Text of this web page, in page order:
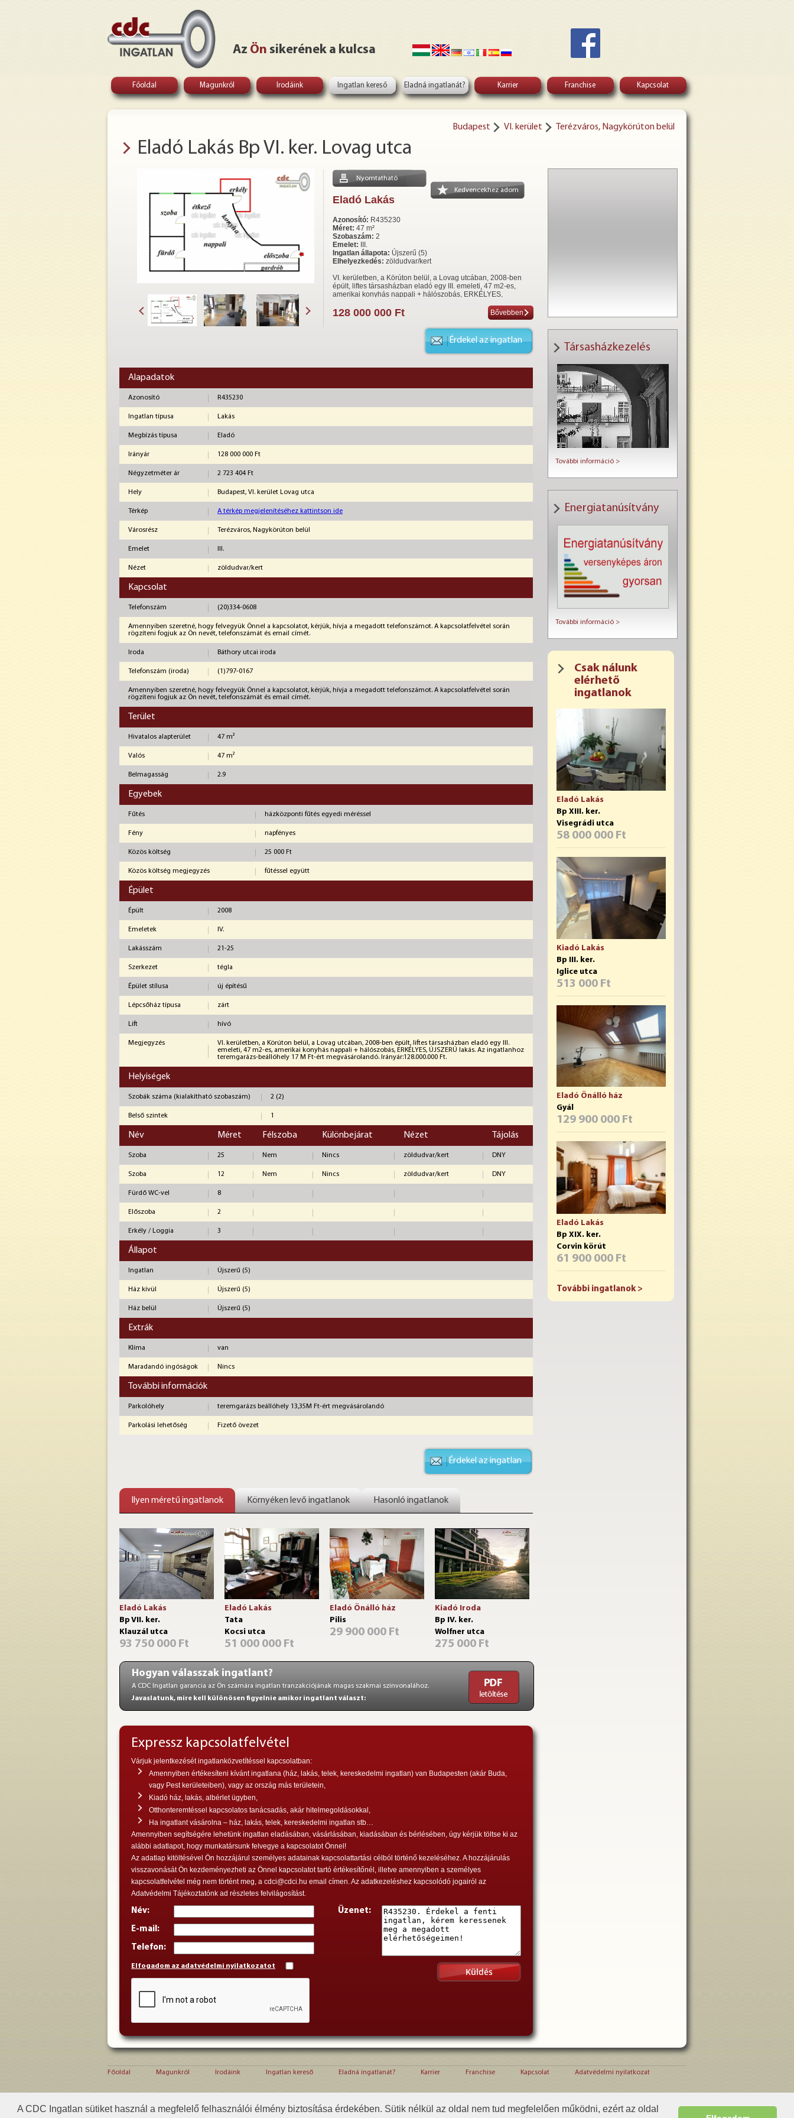
A CDC Ingatlan sütiket használ a megfelelő felhasználói élmény biztosítása érdekében. Sütik nélkül az oldal nem tud megfelelően működni, ezért az oldal
Az Ön sikerének a kulcsa
Főoldal Magunkról Irodáink Ingatlan kereső Eladná ingatlanát? Karrier Franchise Kapcsolat
Budapest VI. kerület Terézváros, Nagykörúton belül
Eladó Lakás Bp VI. ker. Lovag utca
Nyomtatható
Kedvencekhez adom
Eladó Lakás
Azonosító: R435230
Méret: 47 m²
Szobaszám: 2
Emelet:
III.
Ingatlan állapota: Újszerű (5)
Elhelyezkedés: zöldudvar/kert
VI. kerületben, a Körúton belül, a Lovag utcában, 2008-ben
épült, liftes társasházban eladó egy III. emeleti, 47 m2-es,
amerikai konyhás nappali + hálószobás, ERKÉLYES,
Ft-ért megvásárolandó. Irányár:128.000.000 Ft.
128 000 000 Ft Bővebben
Érdekel az ingatlan
Alapadatok
Azonosító R435230
Ingatlan típusa Lakás
Megbízás típusa Eladó
Irányár 128 000 000 Ft
Négyzetméter ár 2 723 404 Ft
Hely Budapest, VI. kerület Lovag utca
Térkép A térkép megjelenítéséhez kattintson ide
Városrész Terézváros, Nagykörúton belül
Emelet III.
Nézet zöldudvar/kert
Kapcsolat
Telefonszám (20)334-0608
Amennyiben szeretné, hogy felvegyük Önnel a kapcsolatot, kérjük, hívja a megadott telefonszámot. A kapcsolatfelvétel során
rögzíteni fogjuk az Ön nevét, telefonszámát és email címét.
Iroda Báthory utcai iroda
Telefonszám (iroda) (1)797-0167
Amennyiben szeretné, hogy felvegyük Önnel a kapcsolatot, kérjük, hívja a megadott telefonszámot. A kapcsolatfelvétel során
rögzíteni fogjuk az Ön nevét, telefonszámát és email címét.
Terület
Hivatalos alapterület 47 m²
Valós 47 m²
Belmagasság 2.9
Egyebek
Fűtés házközponti fűtés egyedi méréssel
Fény napfényes
Közös költség 25 000 Ft
Közös költség megjegyzés fűtéssel együtt
Épület
Épült 2008
Emeletek IV.
Lakásszám 21-25
Szerkezet tégla
Épület stílusa új építésű
Lépcsőház típusa zárt
Lift hívó
Megjegyzés
VI. kerületben, a Körúton belül, a Lovag utcában, 2008-ben épült, liftes társasházban eladó egy III.
emeleti, 47 m2-es, amerikai konyhás nappali + hálószobás, ERKÉLYES, ÚJSZERŰ lakás. Az ingatlanhoz
teremgarázs-beállóhely 17 M Ft-ért megvásárolandó. Irányár:128.000.000 Ft.
Helyiségek
Szobák száma (kialakítható szobaszám) 2 (2)
Belső szintek 1
Név Méret Félszoba Különbejárat Nézet Tájolás
Szoba 25 Nem Nincs zöldudvar/kert DNY
Szoba 12 Nem Nincs zöldudvar/kert DNY
Fürdő WC-vel 8
Előszoba 2
Erkély / Loggia 3
Állapot
Ingatlan Újszerű (5)
Ház kívül Újszerű (5)
Ház belül Újszerű (5)
Extrák
Klíma van
Maradandó ingóságok Nincs
További információk
Parkolóhely teremgarázs beállóhely 13,35M Ft-ért megvásárolandó
Parkolási lehetőség Fizető övezet
Érdekel az ingatlan
Ilyen méretű ingatlanok Környéken levő ingatlanok Hasonló ingatlanok
Eladó Lakás
Bp VII. ker.
Klauzál utca
93 750 000 Ft
Eladó Lakás
Tata
Kocsi utca
51 000 000 Ft
Eladó Önálló ház
Pilis
29 900 000 Ft
Kiadó Iroda
Bp IV. ker.
Wolfner utca
275 000 Ft
Hogyan válasszak ingatlant?
A CDC Ingatlan garancia az Ön számára ingatlan tranzakciójának magas szakmai szinvonalához.
Javaslatunk, mire kell különösen figyelnie amikor ingatlant választ:
Expressz kapcsolatfelvétel
Várjuk jelentkezését ingatlanközvetítéssel kapcsolatban:
Amennyiben értékesíteni kívánt ingatlana (ház, lakás, telek, kereskedelmi ingatlan) van Budapesten (akár Buda,
vagy Pest kerületeiben), vagy az ország más területein,
Kiadó ház, lakás, albérlet ügyben,
Otthonteremtéssel kapcsolatos tanácsadás, akár hitelmegoldásokkal,
Ha ingatlant vásárolna – ház, lakás, telek, kereskedelmi ingatlan stb…
Amennyiben segítségére lehetünk ingatlan eladásában, vásárlásában, kiadásában és bérlésében, úgy kérjük töltse ki az
alábbi adatlapot, hogy munkatársunk felvegye a kapcsolatot Önnel!
Az adatlap kitöltésével Ön hozzájárul személyes adatainak kapcsolattartási célból történő kezeléséhez. A hozzájárulás
visszavonását Ön kezdeményezheti az Önnel kapcsolatot tartó értékesítőnél, illetve amennyiben a személyes
kapcsolatfelvétel még nem történt meg, a cdci@cdci.hu email címen. Az adatkezeléshez kapcsolódó jogairól az
Adatvédelmi Tájékoztatónk ad részletes felvilágosítást.
Név:
E-mail:
Telefon:
Elfogadom az adatvédelmi nyilatkozatot
Üzenet:
Társasházkezelés
További információ >
Energiatanúsítvány
További információ >
Csak nálunk
elérhető
ingatlanok
Eladó Lakás
Bp XIII. ker.
Visegrádi utca
58 000 000 Ft
Kiadó Lakás
Bp III. ker.
Iglice utca
513 000 Ft
Eladó Önálló ház
Gyál
129 900 000 Ft
Eladó Lakás
Bp XIX. ker.
Corvin körút
61 900 000 Ft
További ingatlanok >
Főoldal Magunkról Irodáink Ingatlan kereső Eladná ingatlanát? Karrier Franchise Kapcsolat Adatvédelmi nyilatkozat
el tevékenységük során. A franchise és alfranchise partnerek tevékenysége (ingatlanközvetítői tevékenység) nem jogosítja, és nem kötelezi a cdc studio kft –t, és nem hoz létre jogviszonyt